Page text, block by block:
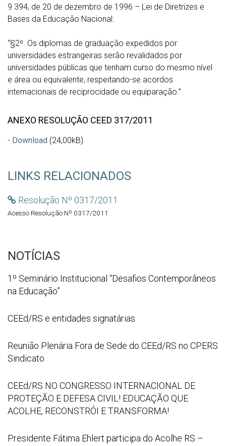
9.394, de 20 de dezembro de 1996 – Lei de Diretrizes e
Bases da Educação Nacional:
“§2º. Os diplomas de graduação expedidos por
universidades estrangeiras serão revalidados por
universidades públicas que tenham curso do mesmo nível
e área ou equivalente, respeitando-se acordos
internacionais de reciprocidade ou equiparação.”
ANEXO RESOLUÇÃO CEED 317/2011
- Download (24,00kB)
LINKS RELACIONADOS
Resolução Nº 0317/2011
Acesso Resolução Nº 0317/2011
NOTÍCIAS
1º
Seminário
“Desafios
Contemporâneos
Educação”
1º Seminário Institucional “Desafios Contemporâneos
na Educação”
WhatsApp
2026
07
16
52
53
CEEd/RS e entidades signatárias
Reunião
Plenária
de
Sede
do
CEEd/RS
CPERS
Reunião Plenária Fora de Sede do CEEd/RS no CPERS
Sindicato
CEEd/RS
NO
CONGRESSO
DE
CEEd/RS NO CONGRESSO INTERNACIONAL DE
PROTEÇÃO E DEFESA CIVIL! EDUCAÇÃO QUE
ACOLHE, RECONSTRÓI E TRANSFORMA!
Captura
Presidente Fátima Ehlert participa do Acolhe RS –